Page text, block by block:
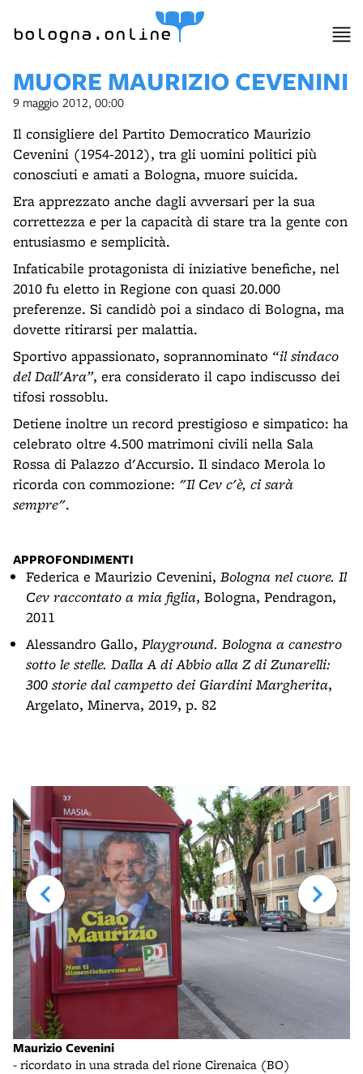
bologna.online
MUORE MAURIZIO CEVENINI
9 maggio 2012, 00:00
Il consigliere del Partito Democratico Maurizio
Cevenini (1954-2012), tra gli uomini politici più
conosciuti e amati a Bologna, muore suicida.
Era apprezzato anche dagli avversari per la sua
correttezza e per la capacità di stare tra la gente con
entusiasmo e semplicità.
Infaticabile protagonista di iniziative benefiche, nel
2010 fu eletto in Regione con quasi 20.000
preferenze. Si candidò poi a sindaco di Bologna, ma
dovette ritirarsi per malattia.
Sportivo appassionato, soprannominato “il sindaco
del Dall'Ara”, era considerato il capo indiscusso dei
tifosi rossoblu.
Detiene inoltre un record prestigioso e simpatico: ha
celebrato oltre 4.500 matrimoni civili nella Sala
Rossa di Palazzo d'Accursio. Il sindaco Merola lo
ricorda con commozione: "Il Cev c'è, ci sarà
sempre".
APPROFONDIMENTI
Federica e Maurizio Cevenini, Bologna nel cuore. Il
Cev raccontato a mia figlia, Bologna, Pendragon,
2011
Alessandro Gallo, Playground. Bologna a canestro
sotto le stelle. Dalla A di Abbio alla Z di Zunarelli:
300 storie dal campetto dei Giardini Margherita,
Argelato, Minerva, 2019, p. 82
Maurizio Cevenini
- ricordato in una strada del rione Cirenaica (BO)